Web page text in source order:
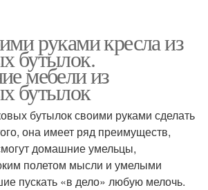
руками кресла из
бутылок.
мебели из
бутылок
бутылок своими руками сделать
она имеет ряд преимуществ,
домашние умельцы,
полетом мысли и умелыми
пускать «в дело» любую мелочь.